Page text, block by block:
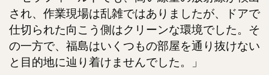
され、作業現場は乱雑ではありましたが、ドアで
仕切られた向こう側はクリーンな環境でした。そ
の一方で、福島はいくつもの部屋を通り抜けない
と目的地に辿り着けませんでした。」